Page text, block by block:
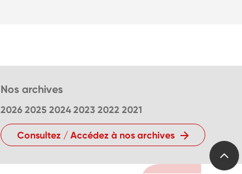
Nos archives
2026 2025 2024 2023 2022 2021
Consultez / Accédez à nos archives